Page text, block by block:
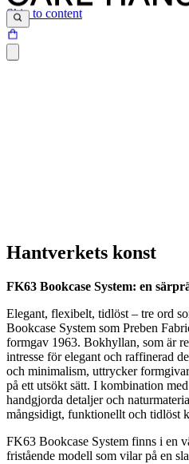
Skip to content
Hantverkets konst
FK63 Bookcase System: en
Elegant, flexibelt, tidlöst – tre ord
Bookcase System som Preben
formgav 1963. Bokhyllan, som är
intresse för elegant och raffinerad
och minimalism, uttrycker
på ett utsökt sätt. I kombination
handgjorda detaljer och
mångsidigt, funktionellt och tidlöst
FK63 Bookcase System finns i en
fristående modell som vilar på en